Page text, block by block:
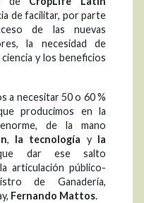
de facilitar, por parte
de las nuevas
la necesidad de
y los beneficios
a necesitar 50 o 60 %
producimos en la
de la mano
, la tecnología y la
dar ese salto
articulación público-
de Ganadería,
Fernando Mattos.